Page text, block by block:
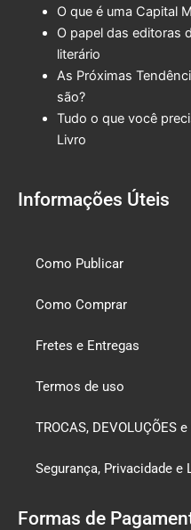
O que é uma Capital
O papel das editoras
literário
As Próximas
são?
Tudo o que você
Livro
Informações Úteis
Como Publicar
Como Comprar
Fretes e Entregas
Termos de uso
TROCAS, DEVOLUÇÕES
Segurança, Privacidade e
Formas de